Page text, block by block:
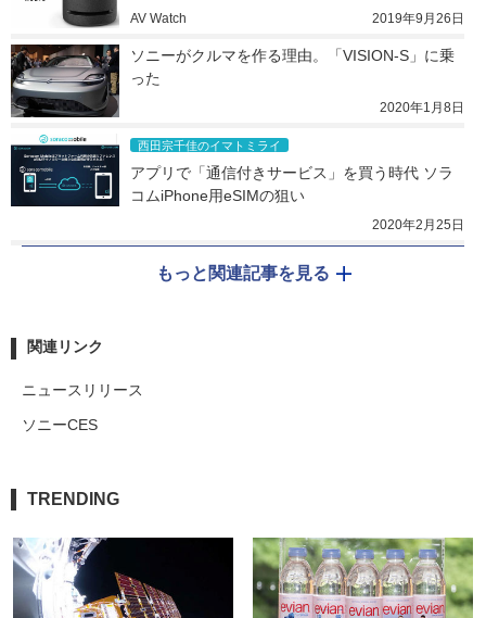
AV Watch 2019年9月26日
ソニーがクルマを作る理由。「VISION-S」に乗
った
2020年1月8日
西田宗千佳のイマトミライ
アプリで「通信付きサービス」を買う時代 ソラ
コムiPhone用eSIMの狙い
2020年2月25日
もっと関連記事を見る
関連リンク
ニュースリリース
ソニーCES
TRENDING